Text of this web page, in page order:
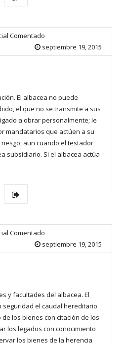
Comentado
septiembre 19, 2015
El albacea no puede
el que no se transmite a sus
a obrar personalmente; le
mandatarios que actúen a su
aun cuando el testador
subsidiario. Si el albacea actúa
Comentado
septiembre 19, 2015
y facultades del albacea. El
seguridad el caudal hereditario
los bienes con citación de los
los legados con conocimiento
los bienes de la herencia